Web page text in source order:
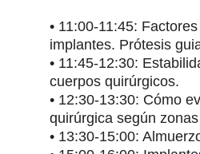
• 11:00-11:45:
implantes. Prótesis
• 11:45-12:30:
cuerpos quirúrgicos.
• 12:30-13:30: Cómo
quirúrgica según
• 13:30-15:00: